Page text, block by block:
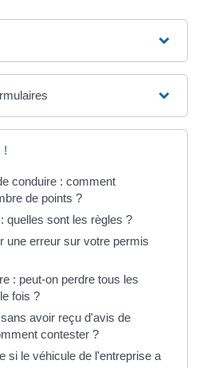
!
conduire : comment
de points ?
quelles sont les règles ?
une erreur sur votre permis
: peut-on perdre tous les
fois ?
avoir reçu d'avis de
contester ?
si le véhicule de l'entreprise a